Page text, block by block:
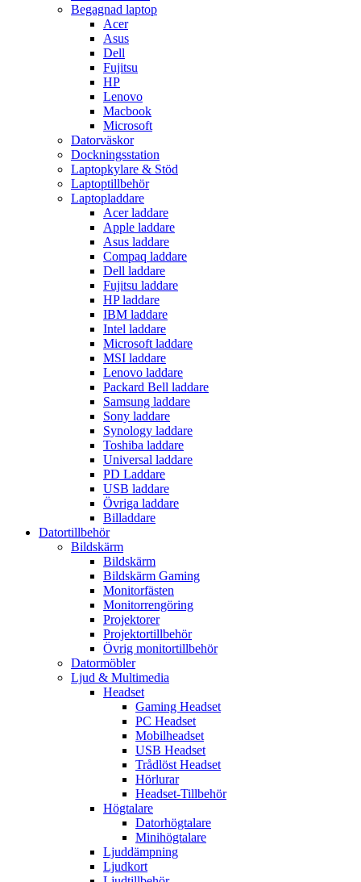
Begagnad laptop
Acer
Asus
Dell
Fujitsu
HP
Lenovo
Macbook
Microsoft
Datorväskor
Dockningsstation
Laptopkylare & Stöd
Laptoptillbehör
Laptopladdare
Acer laddare
Apple laddare
Asus laddare
Compaq laddare
Dell laddare
Fujitsu laddare
HP laddare
IBM laddare
Intel laddare
Microsoft laddare
MSI laddare
Lenovo laddare
Packard Bell laddare
Samsung laddare
Sony laddare
Synology laddare
Toshiba laddare
Universal laddare
PD Laddare
USB laddare
Övriga laddare
Billaddare
Datortillbehör
Bildskärm
Bildskärm
Bildskärm Gaming
Monitorfästen
Monitorrengöring
Projektorer
Projektortillbehör
Övrig monitortillbehör
Datormöbler
Ljud & Multimedia
Headset
Gaming Headset
PC Headset
Mobilheadset
USB Headset
Trådlöst Headset
Hörlurar
Headset-Tillbehör
Högtalare
Datorhögtalare
Minihögtalare
Ljuddämpning
Ljudkort